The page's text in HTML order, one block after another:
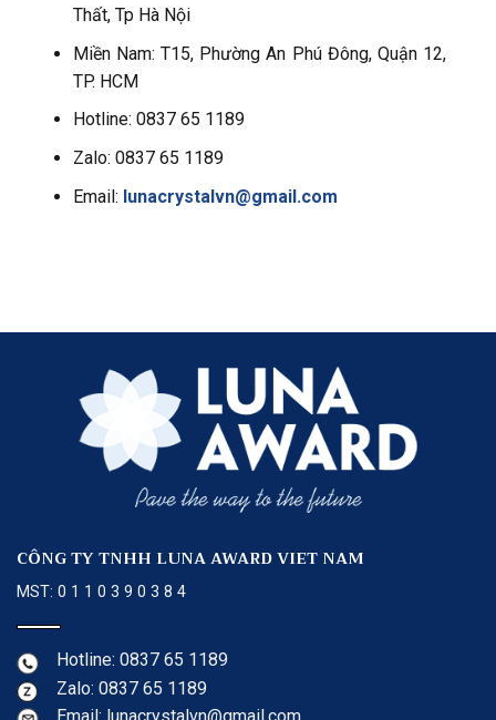
Thất, Tp Hà Nội
Miền Nam: T15, Phường An Phú Đông, Quận 12,
TP. HCM
Hotline: 0837 65 1189
Zalo: 0837 65 1189
Email: lunacrystalvn@gmail.com
CÔNG TY TNHH LUNA AWARD VIET NAM
MST: 0 1 1 0 3 9 0 3 8 4
Hotline: 0837 65 1189
Zalo: 0837 65 1189